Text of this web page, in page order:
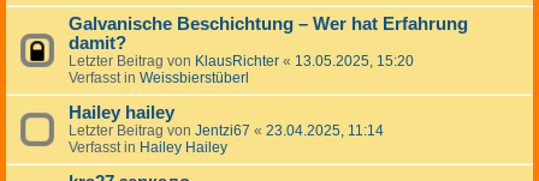
Galvanische Beschichtung – Wer hat Erfahrung
damit?
Letzter Beitrag von KlausRichter « 13.05.2025, 15:20
Verfasst in Weissbierstüberl
Hailey hailey
Letzter Beitrag von Jentzi67 « 23.04.2025, 11:14
Verfasst in Hailey Hailey